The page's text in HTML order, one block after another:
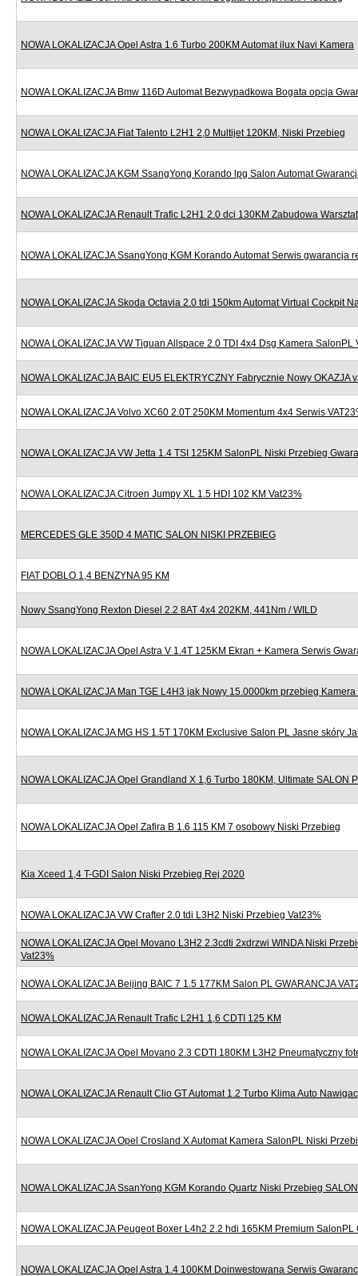
NOWA LOKALIZACJA Opel Astra 1.6 Turbo 200KM Automat ilux Navi Kamera
NOWA LOKALIZACJA Bmw 116D Automat Bezwypadkowa Bogata opcja
NOWA LOKALIZACJA Fiat Talento L2H1 2,0 Multijet 120KM, Niski Przebieg
NOWA LOKALIZACJA KGM SsangYong Korando lpg Salon Automat
NOWA LOKALIZACJA Renault Trafic L2H1 2.0 dci 130KM Zabudowa
NOWA LOKALIZACJA SsangYong KGM Korando Automat Serwis gwarancja
NOWA LOKALIZACJA Skoda Octavia 2.0 tdi 150km Automat Virtual Cockpit
NOWA LOKALIZACJA VW Tiguan Allspace 2.0 TDI 4x4 Dsg Kamera SalonPL
NOWA LOKALIZACJA BAIC EU5 ELEKTRYCZNY Fabrycznie Nowy OKAZJA
NOWA LOKALIZACJA Volvo XC60 2.0T 250KM Momentum 4x4 Serwis
NOWA LOKALIZACJA VW Jetta 1.4 TSI 125KM SalonPL Niski Przebieg
NOWA LOKALIZACJA Citroen Jumpy XL 1.5 HDI 102 KM Vat23%
MERCEDES GLE 350D 4 MATIC SALON NISKI PRZEBIEG
FIAT DOBLO 1,4 BENZYNA 95 KM
Nowy SsangYong Rexton Diesel 2.2 8AT 4x4 202KM, 441Nm / WILD
NOWA LOKALIZACJA Opel Astra V 1.4T 125KM Ekran + Kamera Serwis
NOWA LOKALIZACJA Man TGE L4H3 jak Nowy 15.0000km przebieg Kamera
NOWA LOKALIZACJA MG HS 1.5T 170KM Exclusive Salon PL Jasne skóry
NOWA LOKALIZACJA Opel Grandland X 1,6 Turbo 180KM, Ultimate SALON
NOWA LOKALIZACJA Opel Zafira B 1.6 115 KM 7 osobowy Niski Przebieg
Kia Xceed 1,4 T-GDI Salon Niski Przebieg Rej 2020
NOWA LOKALIZACJA VW Crafter 2.0 tdi L3H2 Niski Przebieg Vat23%
NOWA LOKALIZACJA Opel Movano L3H2 2.3cdti 2xdrzwi WINDA Niski
Vat23%
NOWA LOKALIZACJA Beijing BAIC 7 1.5 177KM Salon PL GWARANCJA
NOWA LOKALIZACJA Renault Trafic L2H1 1,6 CDTI 125 KM
NOWA LOKALIZACJA Opel Movano 2.3 CDTI 180KM L3H2 Pneumatyczny
NOWA LOKALIZACJA Renault Clio GT Automat 1.2 Turbo Klima Auto
NOWA LOKALIZACJA Opel Crosland X Automat Kamera SalonPL Niski
NOWA LOKALIZACJA SsanYong KGM Korando Quartz Niski Przebieg
NOWA LOKALIZACJA Peugeot Boxer L4h2 2.2 hdi 165KM Premium
NOWA LOKALIZACJA Opel Astra 1.4 100KM Doinwestowana Serwis